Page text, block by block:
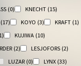
(0) KNECHT (15)
(17) KOYO (3) KRAFT (1)
KUJIWA (10)
(2) LESJOFORS (2)
LUZAR (0) LYNX (33)